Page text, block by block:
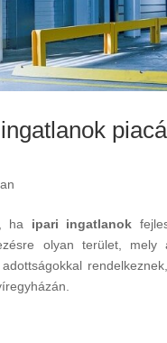
ha ipari ingatlanok
olyan terület,